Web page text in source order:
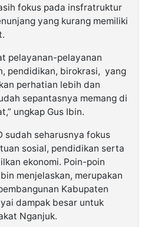
fokus pada insfratruktur
yang kurang memiliki
pelayanan-pelayanan
pendidikan, birokrasi, yang
perhatian lebih dan
sepantasnya memang di
ungkap Gus Ibin.
sudah seharusnya fokus
sosial, pendidikan serta
ekonomi. Poin-poin
menjelaskan, merupakan
Kabupaten
dampak besar untuk
Nganjuk.